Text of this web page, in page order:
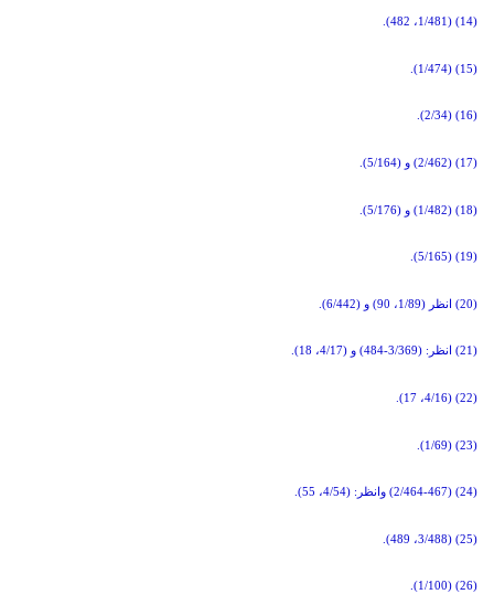
(14) (1/481، 482).
(15) (1/474).
(16) (2/34).
(17) (2/462) و (5/164).
(18) (1/482) و (5/176).
(19) (5/165).
(20) انظر (1/89، 90) و (6/442).
(21) انظر: (3/369-484) و (4/17، 18).
(22) (4/16، 17).
(23) (1/69).
(24) (2/464-467) وانظر: (4/54، 55).
(25) (3/488، 489).
(26) (1/100).